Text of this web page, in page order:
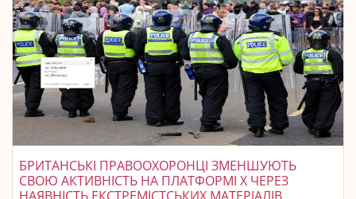
БРИТАНСЬКІ ПРАВООХОРОНЦІ ЗМЕНШУЮТЬ
СВОЮ АКТИВНІСТЬ НА ПЛАТФОРМІ X ЧЕРЕЗ